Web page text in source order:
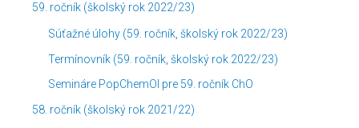
59. ročník (školský rok 2022/23)
Súťažné úlohy (59. ročník, školský rok 2022/23)
Termínovník (59. ročník, školský rok 2022/23)
Semináre PopChemOl pre 59. ročník ChO
58. ročník (školský rok 2021/22)